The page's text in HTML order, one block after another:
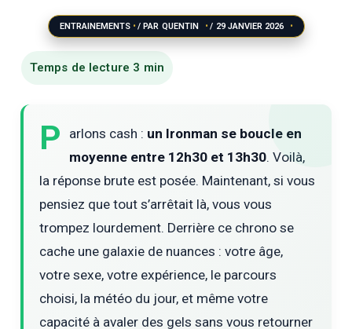
ENTRAINEMENTS / PAR QUENTIN / 29 JANVIER 2026
P arlons cash : un Ironman se boucle en
moyenne entre 12h30 et 13h30. Voilà,
la réponse brute est posée. Maintenant, si vous
pensiez que tout s’arrêtait là, vous vous
trompez lourdement. Derrière ce chrono se
cache une galaxie de nuances : votre âge,
votre sexe, votre expérience, le parcours
choisi, la météo du jour, et même votre
capacité à avaler des gels sans vous retourner